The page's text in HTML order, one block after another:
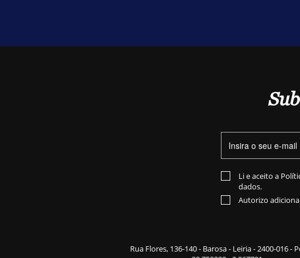
Li e aceito a
dados.
Autorizo
Rua Flores, 136-140- Barosa - Leiria - 2400-016 -